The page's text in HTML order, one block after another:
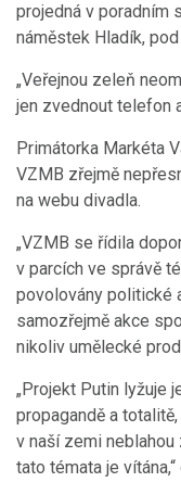
projedná v poradním
náměstek Hladík,
„Veřejnou zeleň
jen zvednout telefon
Primátorka Markéta
VZMB zřejmě
na webu divadla.
„VZMB se řídila
v parcích ve správě
povolovány politické
samozřejmě akce
nikoliv umělecké
„Projekt Putin lyžuje
propagandě a
v naší zemi
tato témata je